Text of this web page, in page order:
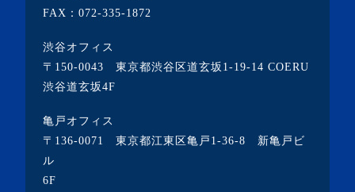
FAX：072-335-1872
渋谷オフィス
〒150-0043 東京都渋谷区道玄坂1-19-14 COERU
渋谷道玄坂4F
亀戸オフィス
〒136-0071 東京都江東区亀戸1-36-8 新亀戸ビ
ル
6F